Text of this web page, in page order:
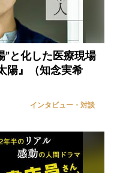
”と化した医療現場
陽』（知念実希
インタビュー・対談